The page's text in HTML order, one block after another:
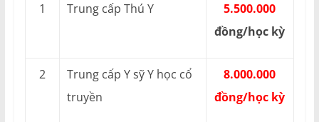
1 Trung cấp Thú Y
5.500.000
đồng/học kỳ
2
Trung cấp Y sỹ Y học cổ
truyền
8.000.000
đồng/học kỳ